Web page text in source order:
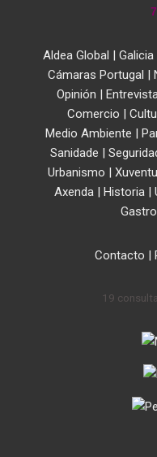
Aldea Global | Galicia
Cámaras Portugal |
Opinión |
Comercio |
Medio Ambiente |
Sanidade |
Urbanismo |
Axenda| Historia|
Contacto |
19